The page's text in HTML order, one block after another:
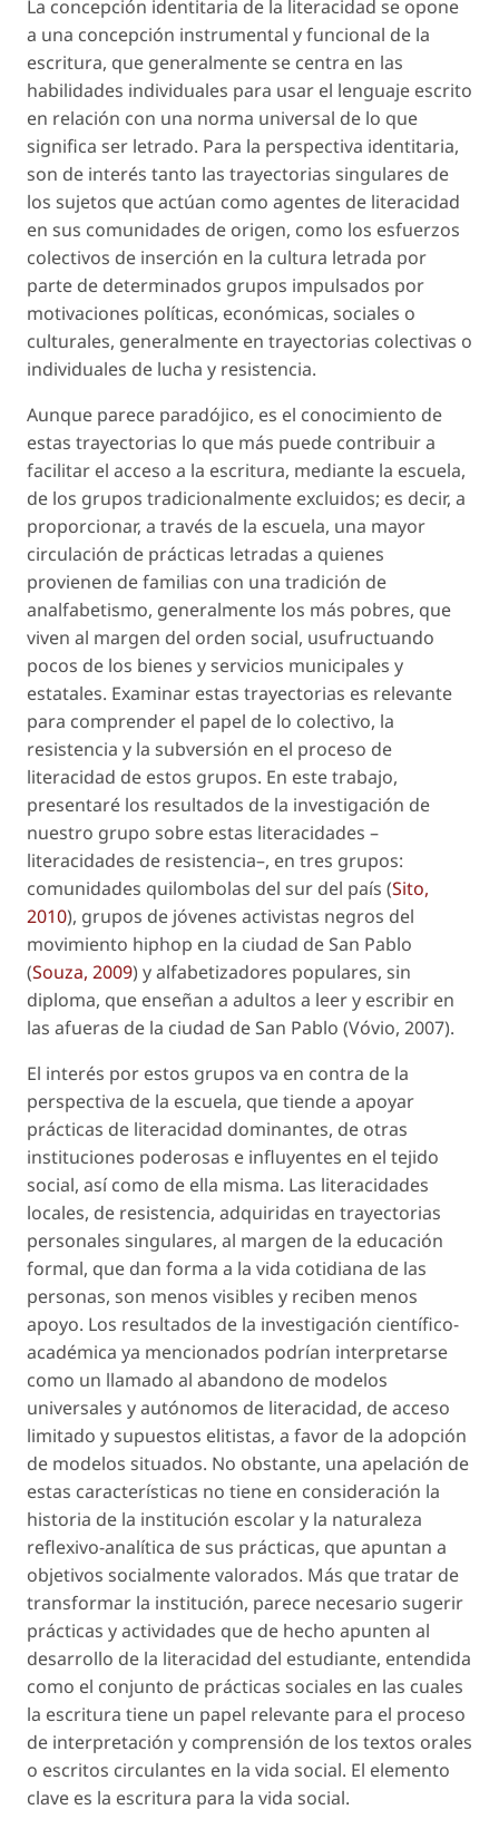
La concepción identitaria de la literacidad se opone
a una concepción instrumental y funcional de la
escritura, que generalmente se centra en las
habilidades individuales para usar el lenguaje escrito
en relación con una norma universal de lo que
significa ser letrado. Para la perspectiva identitaria,
son de interés tanto las trayectorias singulares de
los sujetos que actúan como agentes de literacidad
en sus comunidades de origen, como los esfuerzos
colectivos de inserción en la cultura letrada por
parte de determinados grupos impulsados por
motivaciones políticas, económicas, sociales o
culturales, generalmente en trayectorias colectivas o
individuales de lucha y resistencia.
Aunque parece paradójico, es el conocimiento de
estas trayectorias lo que más puede contribuir a
facilitar el acceso a la escritura, mediante la escuela,
de los grupos tradicionalmente excluidos; es decir, a
proporcionar, a través de la escuela, una mayor
circulación de prácticas letradas a quienes
provienen de familias con una tradición de
analfabetismo, generalmente los más pobres, que
viven al margen del orden social, usufructuando
pocos de los bienes y servicios municipales y
estatales. Examinar estas trayectorias es relevante
para comprender el papel de lo colectivo, la
resistencia y la subversión en el proceso de
literacidad de estos grupos. En este trabajo,
presentaré los resultados de la investigación de
nuestro grupo sobre estas literacidades –
literacidades de resistencia–, en tres grupos:
comunidades quilombolas del sur del país (Sito,
2010), grupos de jóvenes activistas negros del
movimiento hiphop en la ciudad de San Pablo
(Souza, 2009) y alfabetizadores populares, sin
diploma, que enseñan a adultos a leer y escribir en
las afueras de la ciudad de San Pablo (Vóvio, 2007).
El interés por estos grupos va en contra de la
perspectiva de la escuela, que tiende a apoyar
prácticas de literacidad dominantes, de otras
instituciones poderosas e influyentes en el tejido
social, así como de ella misma. Las literacidades
locales, de resistencia, adquiridas en trayectorias
personales singulares, al margen de la educación
formal, que dan forma a la vida cotidiana de las
personas, son menos visibles y reciben menos
apoyo. Los resultados de la investigación científico-
académica ya mencionados podrían interpretarse
como un llamado al abandono de modelos
universales y autónomos de literacidad, de acceso
limitado y supuestos elitistas, a favor de la adopción
de modelos situados. No obstante, una apelación de
estas características no tiene en consideración la
historia de la institución escolar y la naturaleza
reflexivo-analítica de sus prácticas, que apuntan a
objetivos socialmente valorados. Más que tratar de
transformar la institución, parece necesario sugerir
prácticas y actividades que de hecho apunten al
desarrollo de la literacidad del estudiante, entendida
como el conjunto de prácticas sociales en las cuales
la escritura tiene un papel relevante para el proceso
de interpretación y comprensión de los textos orales
o escritos circulantes en la vida social. El elemento
clave es la escritura para la vida social.